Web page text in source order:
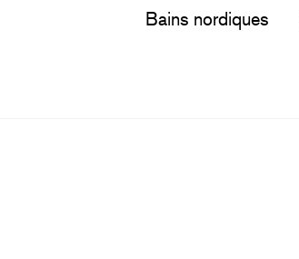
Bains nordiques